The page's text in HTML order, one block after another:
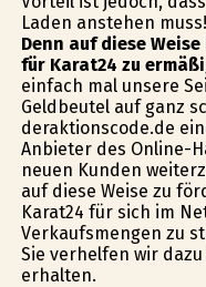
Laden anstehen
Denn auf diese
für Karat24 zu
einfach mal unsere
Geldbeutel auf ganz
deraktionscode.de
Anbieter des Online-
neuen Kunden
auf diese Weise zu
Karat24 für sich im
Verkaufsmengen zu
Sie verhelfen wir
erhalten.